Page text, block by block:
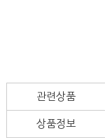
관련상품
상품정보